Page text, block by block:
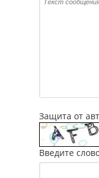
Защита от
Введите